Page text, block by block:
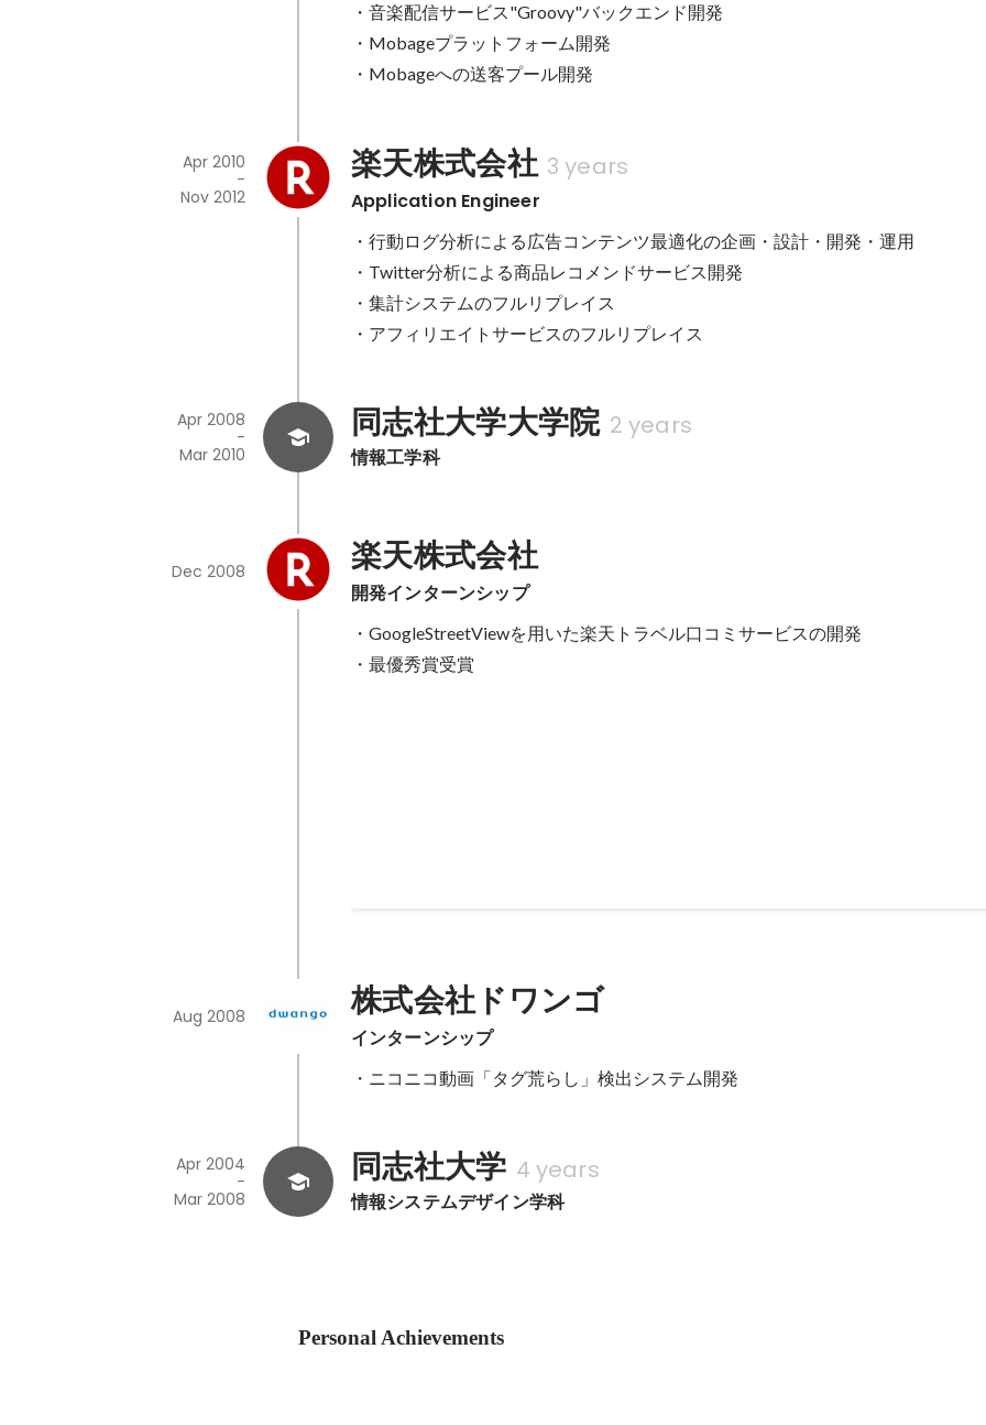
・音楽配信サービス"Groovy"バックエンド開発
・Mobageプラットフォーム開発
・Mobageへの送客プール開発
楽天株式会社 3 years
Application Engineer
Apr 2010
-
Nov 2012
・行動ログ分析による広告コンテンツ最適化の企画・設計・開発・運用
・Twitter分析による商品レコメンドサービス開発
・集計システムのフルリプレイス
・アフィリエイトサービスのフルリプレイス
同志社大学大学院 2 years
情報工学科
Apr 2008
-
Mar 2010
楽天株式会社
開発インターンシップ
Dec 2008
・GoogleStreetViewを用いた楽天トラベル口コミサービスの開発
・最優秀賞受賞
株式会社ドワンゴ
インターンシップ
Aug 2008
・ニコニコ動画「タグ荒らし」検出システム開発
同志社大学 4 years
情報システムデザイン学科
Apr 2004
-
Mar 2008
Personal Achievements